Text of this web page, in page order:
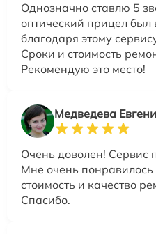
Однозначно ставлю 5
оптический прицел был
благодаря этому
Сроки и стоимость
Рекомендую это место!
Медведева
Очень доволен! Сервис
Мне очень
стоимость и качество
Спасибо.